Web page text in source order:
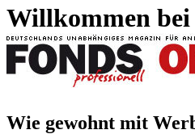
Willkommen bei
Wie gewohnt mit